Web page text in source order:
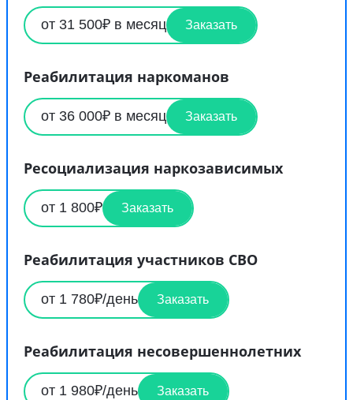
от 31 500₽ в месяц Заказать
Реабилитация наркоманов
от 36 000₽ в месяц Заказать
Ресоциализация наркозависимых
от 1 800₽ Заказать
Реабилитация участников СВО
от 1 780₽/день Заказать
Реабилитация несовершеннолетних
от 1 980₽/день Заказать